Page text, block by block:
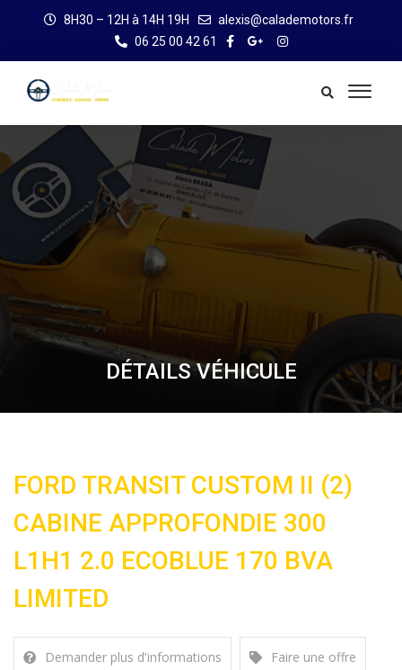
8H30 – 12H à 14H 19H
alexis@calademotors.fr
06 25 00 42 61
DÉTAILS VÉHICULE
FORD TRANSIT CUSTOM II (2)
CABINE APPROFONDIE 300
L1H1 2.0 ECOBLUE 170 BVA
LIMITED
Demander plus d'informations Faire une offre